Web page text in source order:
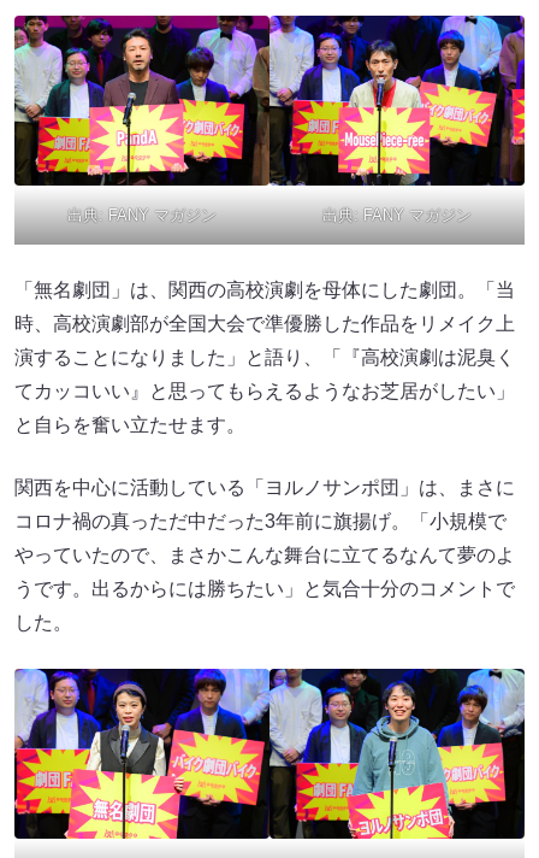
出典: FANY マガジン 出典: FANY マガジン
「無名劇団」は、関西の高校演劇を母体にした劇団。「当
時、高校演劇部が全国大会で準優勝した作品をリメイク上
演することになりました」と語り、「『高校演劇は泥臭く
てカッコいい』と思ってもらえるようなお芝居がしたい」
と自らを奮い立たせます。
関西を中心に活動している「ヨルノサンポ団」は、まさに
コロナ禍の真っただ中だった3年前に旗揚げ。「小規模で
やっていたので、まさかこんな舞台に立てるなんて夢のよ
うです。出るからには勝ちたい」と気合十分のコメントで
した。